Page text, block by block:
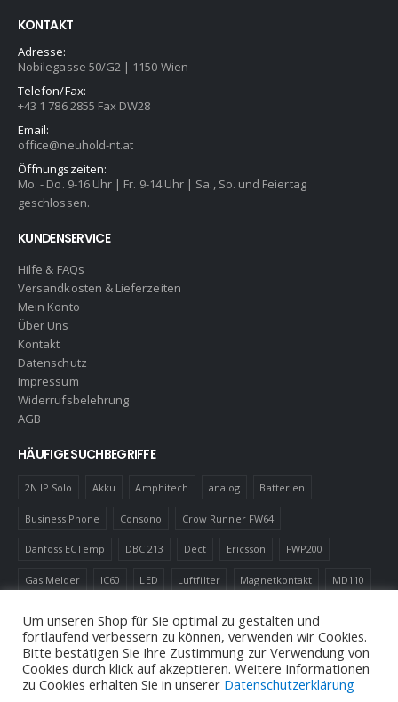
KONTAKT
Adresse:
Nobilegasse 50/G2 | 1150 Wien
Telefon/Fax:
+43 1 786 2855 Fax DW28
Email:
office@neuhold-nt.at
Öffnungszeiten:
Mo. - Do. 9-16 Uhr | Fr. 9-14 Uhr | Sa., So. und Feiertag
geschlossen.
KUNDENSERVICE
Hilfe & FAQs
Versandkosten & Lieferzeiten
Mein Konto
Über Uns
Kontakt
Datenschutz
Impressum
Widerrufsbelehrung
AGB
HÄUFIGE SUCHBEGRIFFE
2N IP Solo Akku Amphitech analog Batterien
Business Phone Consono Crow Runner FW64
Danfoss ECTemp DBC 213 Dect Ericsson FWP200
Gas Melder IC60 LED Luftfilter Magnetkontakt MD110
Um unseren Shop für Sie optimal zu gestalten und
fortlaufend verbessern zu können, verwenden wir Cookies.
Bitte bestätigen Sie Ihre Zustimmung zur Verwendung von
Cookies durch klick auf akzeptieren. Weitere Informationen
zu Cookies erhalten Sie in unserer Datenschutzerklärung